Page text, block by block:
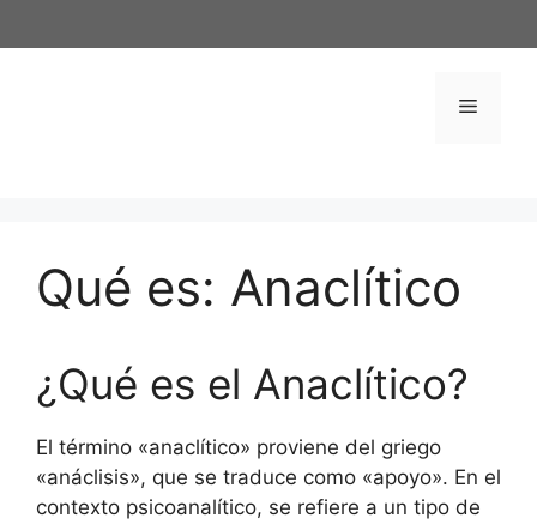
al
Menú
Qué es: Anaclítico
¿Qué es el Anaclítico?
El término «anaclítico» proviene del griego
«anáclisis», que se traduce como «apoyo». En el
contexto psicoanalítico, se refiere a un tipo de